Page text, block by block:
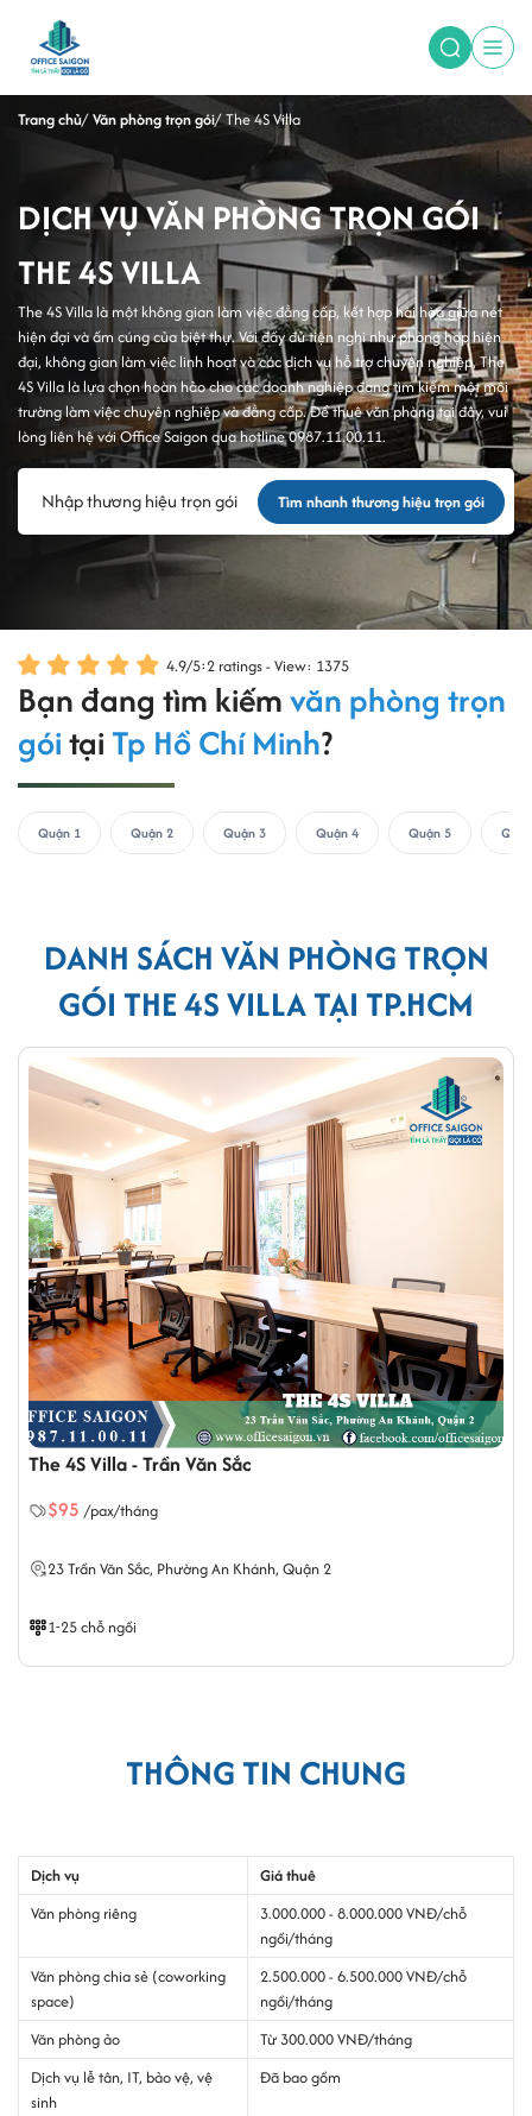
Trang chủ Văn phòng trọn gói The 4S Villa
DỊCH VỤ VĂN PHÒNG TRỌN GÓI
THE 4S VILLA
The 4S Villa là một không gian làm việc đẳng cấp, kết hợp hài hòa giữa nét
hiện đại và ấm cúng của biệt thự. Với đầy đủ tiện nghi như phòng họp hiện
đại, không gian làm việc linh hoạt và các dịch vụ hỗ trợ chuyên nghiệp, The
4S Villa là lựa chọn hoàn hảo cho các doanh nghiệp đang tìm kiếm một môi
trường làm việc chuyên nghiệp và đẳng cấp. Để thuê văn phòng tại đây, vui
lòng liên hệ với Office Saigon qua hotline 0987.11.00.11.
Tìm nhanh thương hiệu trọn gói
4.9/5:2 ratings - View: 1375
Bạn đang tìm kiếmvăn phòng trọn
góitại Tp Hồ Chí Minh?
Quận 1 Quận 2 Quận 3 Quận 4 Quận 5
DANH SÁCH VĂN PHÒNG TRỌN
GÓI THE 4S VILLA TẠI TP.HCM
The 4S Villa - Trần Văn Sắc
$95 /pax/tháng
23 Trần Văn Sắc, Phường An Khánh, Quận 2
1-25 chỗ ngồi
THÔNG TIN CHUNG
Dịch vụ
Giá thuê
Văn phòng riêng
3.000.000 - 8.000.000 VNĐ/chỗ
ngồi/tháng
Văn phòng chia sẻ (coworking
space)
2.500.000 - 6.500.000 VNĐ/chỗ
ngồi/tháng
Văn phòng ảo
Từ 300.000 VNĐ/tháng
Dịch vụ lễ tân, IT, bảo vệ, vệ
sinh
Đã bao gồm